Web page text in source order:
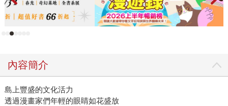
內容簡介
島上豐盛的文化活力
透過漫畫家們年輕的眼睛如花盛放